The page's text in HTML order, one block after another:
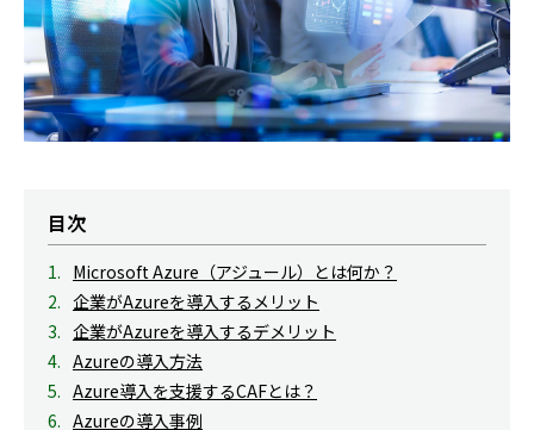
目次
Microsoft Azure（アジュール）とは何か？
企業がAzureを導入するメリット
企業がAzureを導入するデメリット
Azureの導入方法
Azure導入を支援するCAFとは？
Azureの導入事例